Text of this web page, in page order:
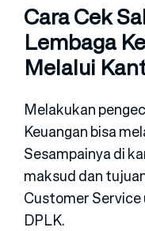
Cara Cek
Lembaga
Melalui
Melakukan
Keuangan bisa
Sesampainya di
maksud dan
Customer
DPLK.